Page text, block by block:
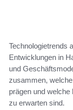
Technologietrends
Entwicklungen in
und
zusammen,
prägen und
zu erwarten sind.